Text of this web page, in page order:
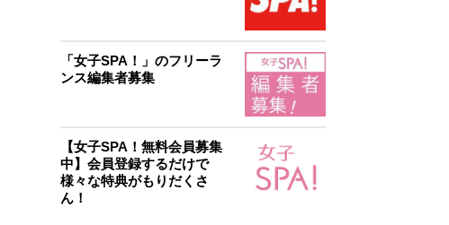
「女子SPA！」のフリーラ
ンス編集者募集
【女子SPA！無料会員募集
中】会員登録するだけで
様々な特典がもりだくさ
ん！